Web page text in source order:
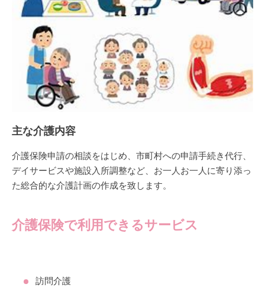
主な介護内容
介護保険申請の相談をはじめ、市町村への申請手続き代行、
デイサービスや施設入所調整など、お一人お一人に寄り添っ
た総合的な介護計画の作成を致します。
介護保険で利用できるサービス
訪問介護